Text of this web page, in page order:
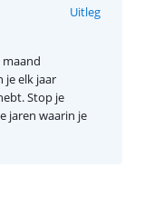
Uitleg
maand
je elk jaar
Stop je
jaren waarin je